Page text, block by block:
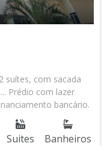
suítes, com sacada
Prédio com lazer
bancário.
Suites
Banheiros